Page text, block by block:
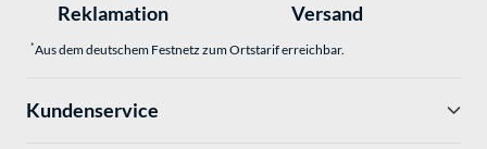
Reklamation
Versand
*Aus dem deutschem Festnetz zum Ortstarif erreichbar.
Kundenservice